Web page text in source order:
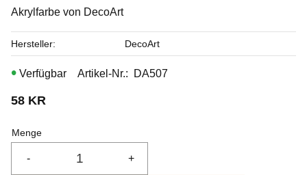
Akrylfarbe von DecoArt
58 KR
Menge
+
-
Artikel-Nr. DA507
Hersteller DecoArt